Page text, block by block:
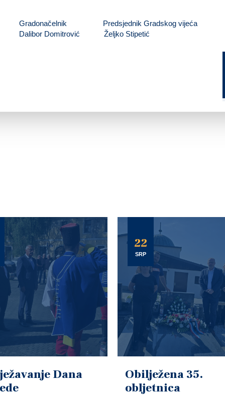
Gradonačelnik Predsjednik Gradskog vijeća
Dalibor Domitrović Željko Stipetić
Dana
22
SRP
Obilježena 35.
obljetnica